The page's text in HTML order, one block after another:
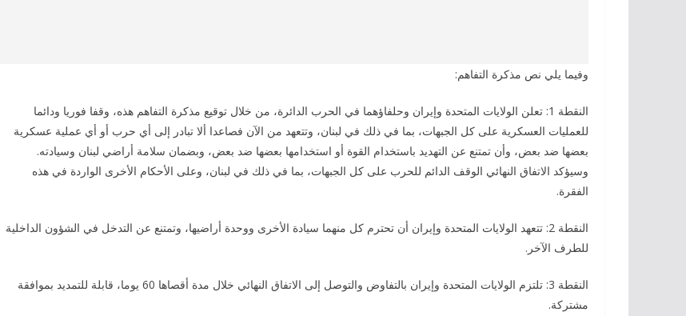
وفيما يلي نص مذكرة التفاهم:
النقطة 1: تعلن الولايات المتحدة وإيران وحلفاؤهما في الحرب الدائرة، من خلال توقيع مذكرة التفاهم هذه، وقفا فوريا ودائما
للعمليات العسكرية على كل الجبهات، بما في ذلك في لبنان، وتتعهد من الآن فصاعدا ألا تبادر إلى أي حرب أو أي عملية عسكرية
بعضها ضد بعض، وأن تمتنع عن التهديد باستخدام القوة أو استخدامها بعضها ضد بعض، وبضمان سلامة أراضي لبنان وسيادته.
وسيؤكد الاتفاق النهائي الوقف الدائم للحرب على كل الجبهات، بما في ذلك في لبنان، وعلى الأحكام الأخرى الواردة في هذه
الفقرة.
النقطة 2: تتعهد الولايات المتحدة وإيران أن تحترم كل منهما سيادة الأخرى ووحدة أراضيها، وتمتنع عن التدخل في الشؤون الداخلية
للطرف الآخر.
النقطة 3: تلتزم الولايات المتحدة وإيران بالتفاوض والتوصل إلى الاتفاق النهائي خلال مدة أقصاها 60 يوما، قابلة للتمديد بموافقة
مشتركة.